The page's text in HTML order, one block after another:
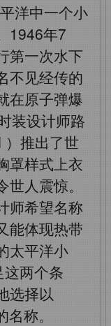
洋中一个小
1946年7
第一次水下
不见经传的
在原子弹爆
装设计师路
）推出了世
罩样式上衣
人震惊。
师希望名称
能体现热带
太平洋小
这两个条
选择以
称。